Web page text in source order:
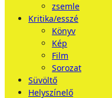
zsemle
Kritika/esszé
Könyv
Kép
Film
Sorozat
Süvöltő
Helyszínelő